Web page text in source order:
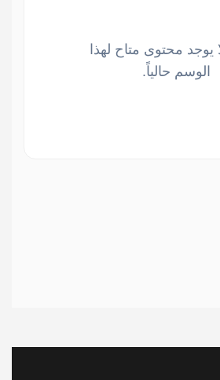
يوجد محتوى متاح لهذا
الوسم حالياً.